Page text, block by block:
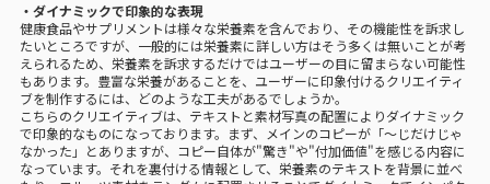
・ダイナミックで印象的な表現
健康食品やサプリメントは様々な栄養素を含んでおり、その機能性を訴求し
たいところですが、一般的には栄養素に詳しい方はそう多くは無いことが考
えられるため、栄養素を訴求するだけではユーザーの目に留まらない可能性
もあります。豊富な栄養があることを、ユーザーに印象付けるクリエイティ
ブを制作するには、どのような工夫があるでしょうか。
こちらのクリエイティブは、テキストと素材写真の配置によりダイナミック
で印象的なものになっております。まず、メインのコピーが「～じだけじゃ
なかった」とありますが、コピー自体が"驚き"や"付加価値"を感じる内容に
なっています。それを裏付ける情報として、栄養素のテキストを背景に並べ